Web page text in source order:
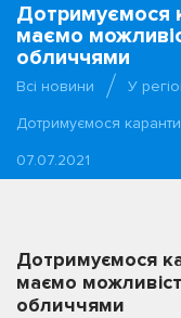
Дотримуємося
маємо
обличчями
Всі новини
У
Дотримуємося
07.07.2021
Дотримуємося
маємо
обличчями